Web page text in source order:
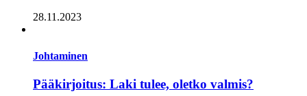
28.11.2023
Johtaminen
Pääkirjoitus: Laki tulee, oletko valmis?